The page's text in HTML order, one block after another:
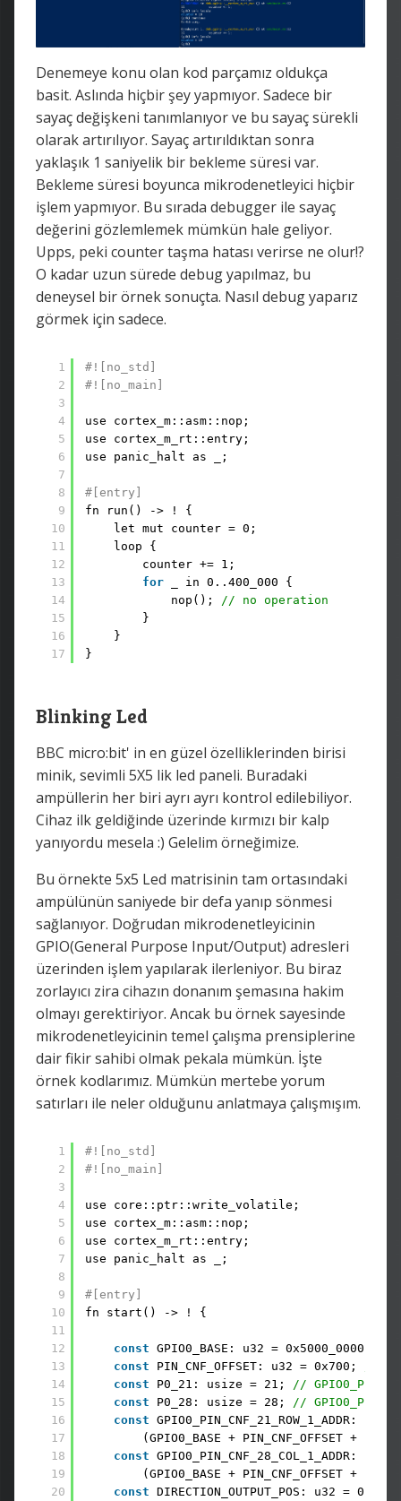
Denemeye konu olan kod parçamız oldukça
basit. Aslında hiçbir şey yapmıyor. Sadece bir
sayaç değişkeni tanımlanıyor ve bu sayaç sürekli
olarak artırılıyor. Sayaç artırıldıktan sonra
yaklaşık 1 saniyelik bir bekleme süresi var.
Bekleme süresi boyunca mikrodenetleyici hiçbir
işlem yapmıyor. Bu sırada debugger ile sayaç
değerini gözlemlemek mümkün hale geliyor.
Upps, peki counter taşma hatası verirse ne olur!?
O kadar uzun sürede debug yapılmaz, bu
deneysel bir örnek sonuçta. Nasıl debug yaparız
görmek için sadece.
1
2
3
4
5
6
7
8
9
10
11
12
13
14
15
16
17
#![no_std]
#![no_main]
use cortex_m::asm::nop;
use cortex_m_rt::entry;
use panic_halt as _;
#[entry]
fn run() -> ! {
let mut counter = 0;
loop {
counter += 1;
for
_ in 0..400_000 {
nop();
// no operation
}
}
}
Blinking Led
BBC micro:bit' in en güzel özelliklerinden birisi
minik, sevimli 5X5 lik led paneli. Buradaki
ampüllerin her biri ayrı ayrı kontrol edilebiliyor.
Cihaz ilk geldiğinde üzerinde kırmızı bir kalp
yanıyordu mesela :) Gelelim örneğimize.
Bu örnekte 5x5 Led matrisinin tam ortasındaki
ampülünün saniyede bir defa yanıp sönmesi
sağlanıyor. Doğrudan mikrodenetleyicinin
GPIO(General Purpose Input/Output) adresleri
üzerinden işlem yapılarak ilerleniyor. Bu biraz
zorlayıcı zira cihazın donanım şemasına hakim
olmayı gerektiriyor. Ancak bu örnek sayesinde
mikrodenetleyicinin temel çalışma prensiplerine
dair fikir sahibi olmak pekala mümkün. İşte
örnek kodlarımız. Mümkün mertebe yorum
satırları ile neler olduğunu anlatmaya çalışmışım.
1
2
3
4
5
6
7
8
9
10
11
12
13
14
15
16
17
18
19
20
#![no_std]
#![no_main]
use core::ptr::write_volatile;
use cortex_m::asm::nop;
use cortex_m_rt::entry;
use panic_halt as _;
#[entry]
fn start() -> ! {
const GPIO0_BASE: u32 = 0x5000_0000;
const
PIN_CNF_OFFSET: u32 = 0x700;
const
P0_21: usize = 21;
//
const
P0_28: usize = 28;
//
const GPIO0_PIN_CNF_21_ROW_1_ADDR:
(GPIO0_BASE + PIN_CNF_OFFSET +
const GPIO0_PIN_CNF_28_COL_1_ADDR:
(GPIO0_BASE + PIN_CNF_OFFSET +
const DIRECTION_OUTPUT_POS: u32 = 0;